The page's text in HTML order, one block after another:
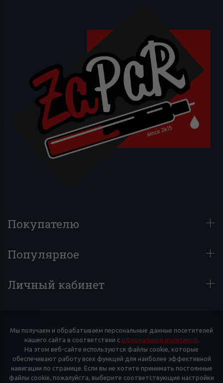
Покупателю
Популярное
Личный кабинет
Мы получаем и обрабатываем персональные данные посетителей
нашего сайта в соответствии с официальной политикой.
На этом веб-сайте используются файлы cookie, которые
обеспечивают работу всех функций для наиболее эффективной
навигации по странице. Если вы не хотите принимать постоянные
файлы cookie, пожалуйста, выберите соответствующие настройки